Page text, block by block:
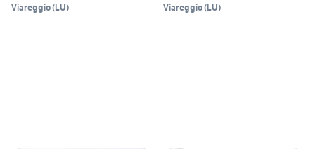
Viareggio(LU) Viareggio(LU)